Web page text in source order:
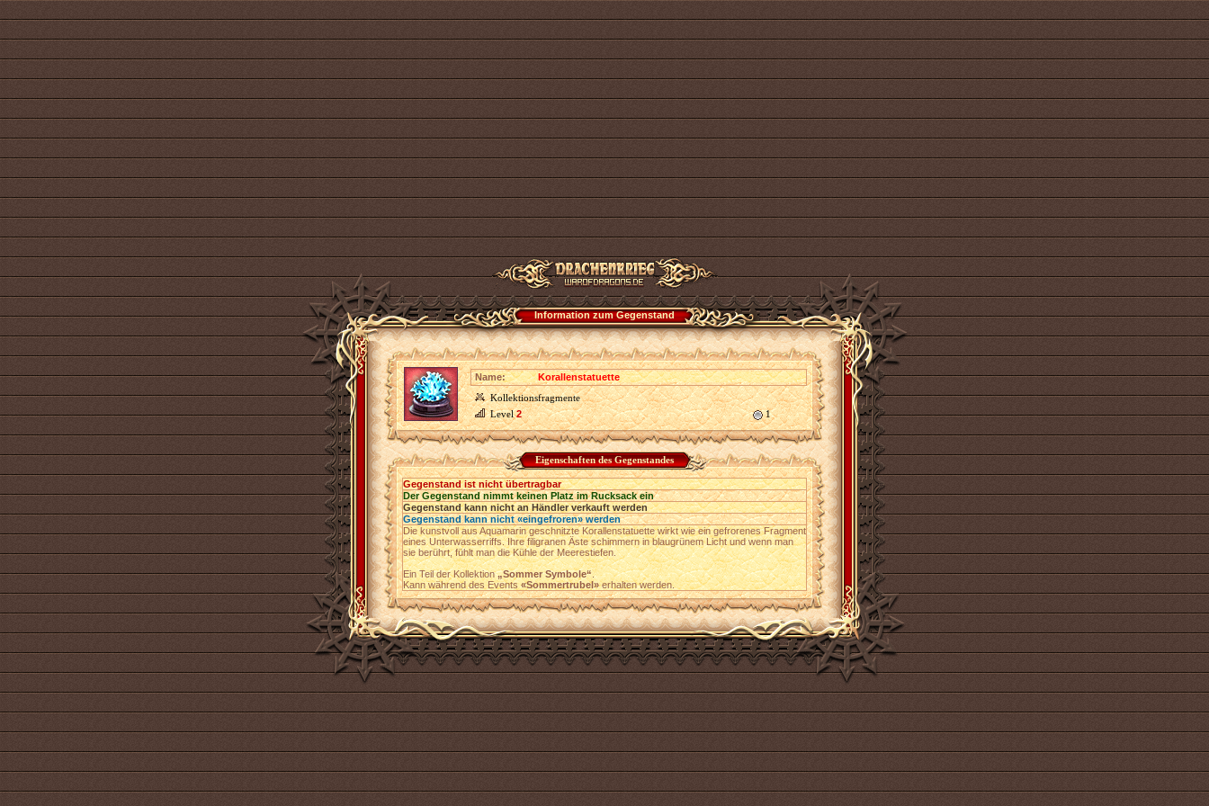
Information zum Gegenstand
Name:
Korallenstatuette
Kollektionsfragmente
Level2 1
Eigenschaften des Gegenstandes
Gegenstand ist nicht übertragbar
Der Gegenstand nimmt keinen Platz im Rucksack ein
Gegenstand kann nicht an Händler verkauft werden
Gegenstand kann nicht «eingefroren» werden
Die kunstvoll aus Aquamarin geschnitzte Korallenstatuette wirkt wie ein gefrorenes Fragment
eines Unterwasserriffs. Ihre filigranen Äste schimmern in blaugrünem Licht und wenn man
sie berührt, fühlt man die Kühle der Meerestiefen.
Ein Teil der Kollektion„Sommer Symbole“.
Kann während des Events«Sommertrubel»erhalten werden.